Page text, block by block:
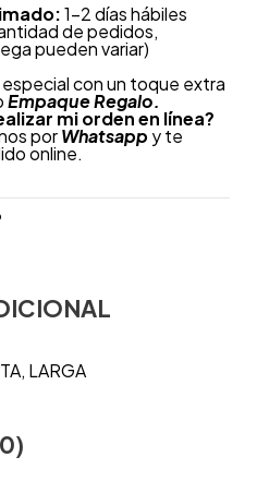
1-2 días hábiles
de pedidos,
pueden variar)
con un toque extra
Empaque Regalo.
mi orden en línea?
porWhatsapp y te
online.
LARGA